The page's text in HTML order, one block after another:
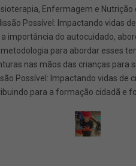
Enfermagem e
Possível: Impactando vidas
importância do autocuidado,
para abordar esses
nas mãos das crianças
Possível: Impactando vidas
para a formação cidadã e